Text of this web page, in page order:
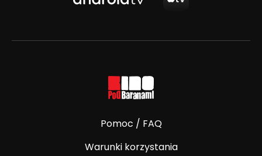
Pomoc / FAQ
Warunki korzystania